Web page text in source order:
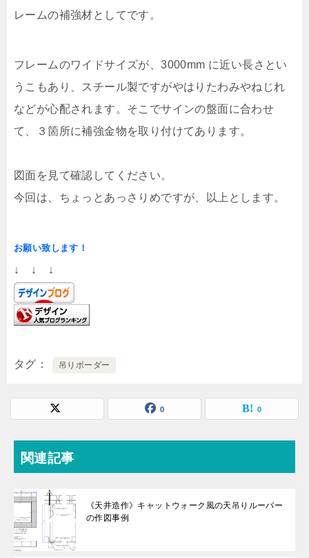
レームの補強材としてです。
フレームのワイドサイズが、3000mm に近い長さとい
うこもあり、スチール製ですがやはりたわみやねじれ
などが心配されます。そこでサインの盤面に合わせ
て、３箇所に補強金物を取り付けてあります。
図面を見て確認してください。
今回は、ちょっとあっさりめですが、以上とします。
お願い致します！
↓ ↓ ↓
タグ 吊りボーダー
0 0
関連記事
《天井造作》キャットウォーク風の天吊りルーバー
の作図事例